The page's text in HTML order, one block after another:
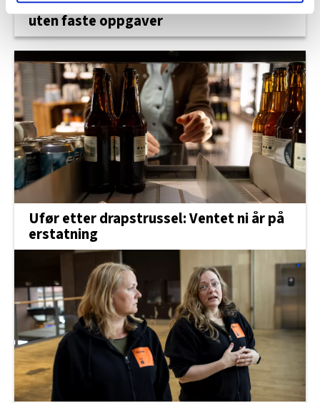
lære hvordan våre nettsider blir brukt slik at vi tilby
relevant innhold, tilpassede annonser og utarbeide
statistikk.
Vi deler bare informasjon om hvordan du bruker
nettstedet med LO Medias egne samarbeidspartnere
innenfor analyse og annonsering. Disse er angitt i
oversikten lengre ned på denne siden.
Hundrevis av ansatte i Oslo kommune
uten faste oppgaver
Ufør etter drapstrussel: Ventet ni år på
erstatning